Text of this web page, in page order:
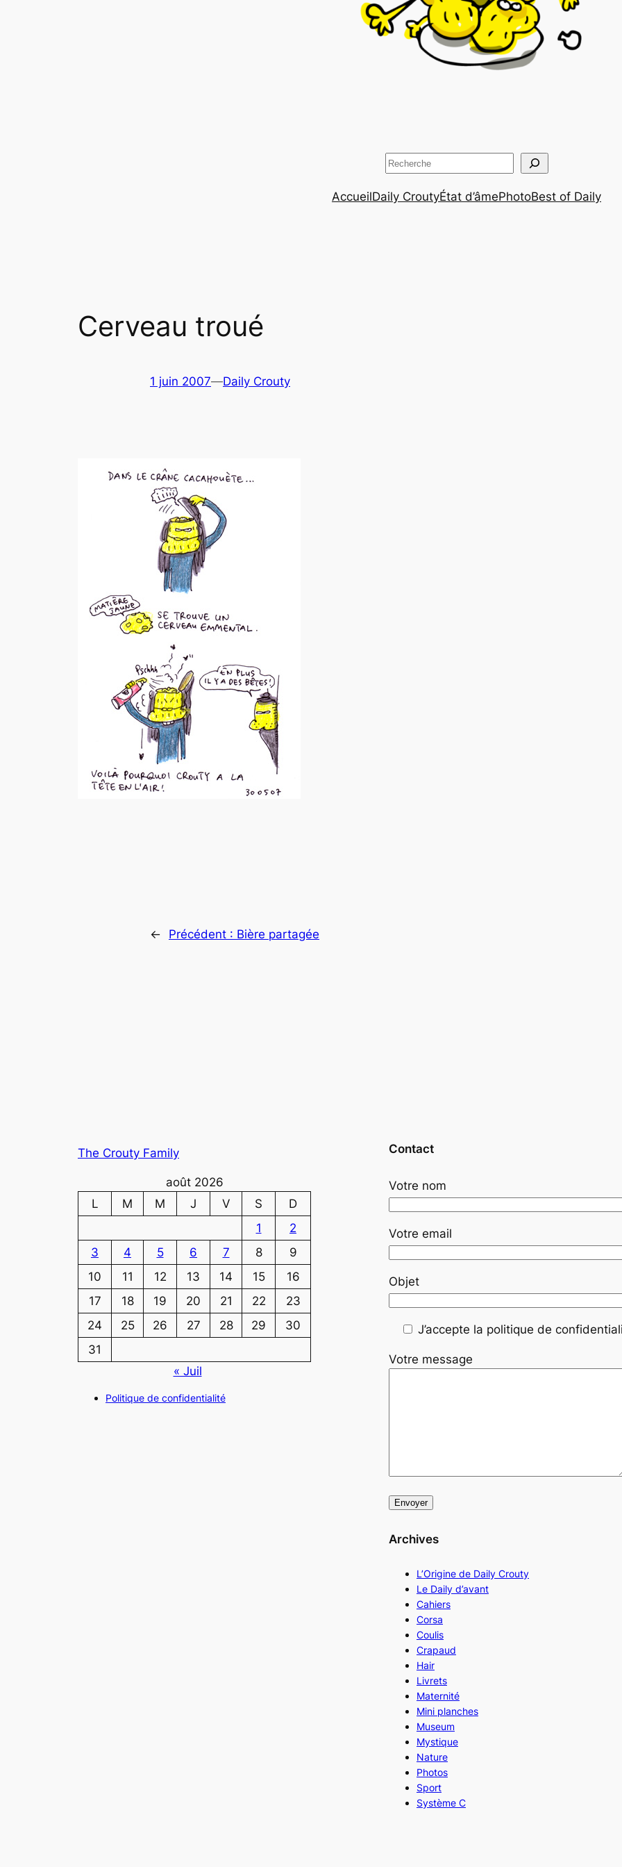
Rechercher
AccueilDaily CroutyÉtat d’âmePhotoBest of Daily
Cerveau troué
1 juin 2007—Daily Crouty
← Précédent : Bière partagée
The Crouty Family
août 2026
L
M M J V S
D
1
2
3
4 5 6 7 8
9
10
11 12 13 14 15
16
17
18 19 20 21 22
23
24
25 26 27 28 29
30
31
« Juil
Politique de confidentialité
Contact
Votre nom
Votre email
Objet
J’accepte la politique de
Votre message
Archives
L’Origine de Daily Crouty
Le Daily d’avant
Cahiers
Corsa
Coulis
Crapaud
Hair
Livrets
Maternité
Mini planches
Museum
Mystique
Nature
Photos
Sport
Système C